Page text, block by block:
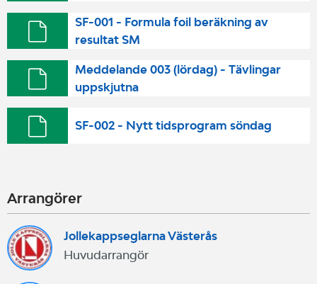
SF-001 - Formula foil beräkning av
resultat SM
Meddelande 003 (lördag) - Tävlingar
uppskjutna
SF-002 - Nytt tidsprogram söndag
Arrangörer
Jollekappseglarna Västerås
Huvudarrangör